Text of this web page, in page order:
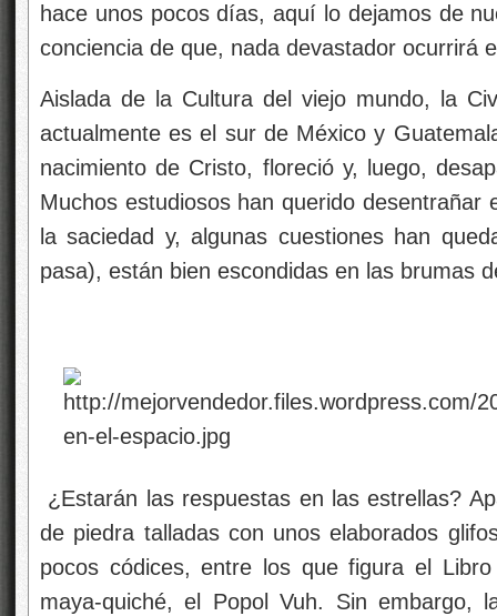
hace unos pocos días, aquí lo dejamos de
conciencia de que, nada devastador ocurrirá
Aislada de la Cultura del viejo mundo, la
actualmente es el sur de México y
nacimiento de Cristo, floreció y, luego,
Muchos estudiosos han querido desentrañar
la saciedad y, algunas cuestiones han
pasa), están bien escondidas en las brumas
¿Estarán las respuestas en las estrellas?
de piedra talladas con unos elaborados
pocos códices, entre los que figura el
maya-quiché, el Popol Vuh. Sin embargo,